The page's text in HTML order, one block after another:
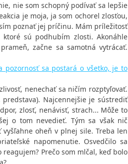
nie som schopný podívať sa lepšie
je moja, ja som ochorel zlosťou,
poznať jej príčinu. Mám príležitosť
sú podhubím zlosti. Akonáhle
začne sa samotná vytrácať.
pozornosť sa postará o všetko, je to
nenechať sa ničím rozptyľovať.
Najcennejšie je sústrediť
zlosť, nenávisť, strach... Môže to
o tom nevedieť. Tým sa však nič
oheň v plnej sile. Treba len
napomenutie. Osvedčilo sa
Prečo som mlčal, keď bolo